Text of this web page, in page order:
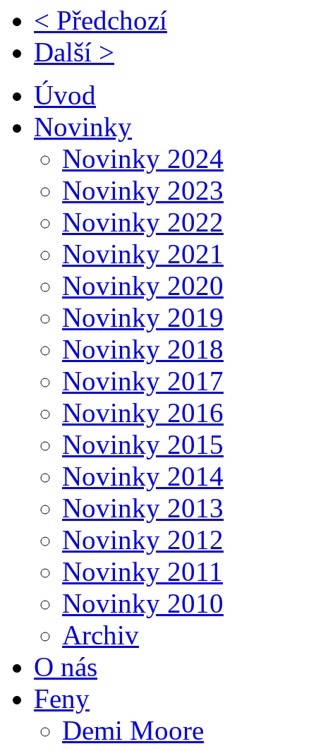
< Předchozí
Další >
Úvod
Novinky
Novinky 2024
Novinky 2023
Novinky 2022
Novinky 2021
Novinky 2020
Novinky 2019
Novinky 2018
Novinky 2017
Novinky 2016
Novinky 2015
Novinky 2014
Novinky 2013
Novinky 2012
Novinky 2011
Novinky 2010
Archiv
O nás
Feny
Demi Moore